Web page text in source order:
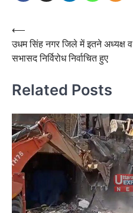
Post
navigation
⟵
उधम सिंह नगर जिले में इतने अध्यक्ष व
सभासद निर्विरोध निर्वाचित हुए
Related Posts